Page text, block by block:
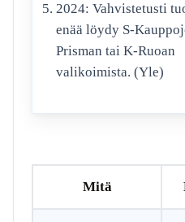
2024: Vahvistetusti
enää löydy S-
Prisman tai K-Ruoan
valikoimista. (Yle)
Mitä